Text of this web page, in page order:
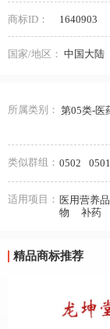
商标ID： 1640903
国家/地区： 中国大陆
所属类别： 第05类-医
类似群组： 0502 0501
适用项目： 医用营养品
物
补药
精品商标推荐